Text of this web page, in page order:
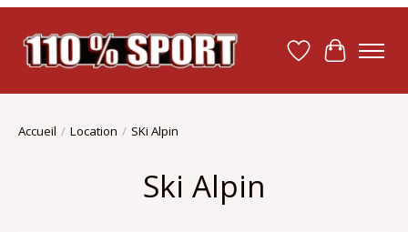
Liste dePanier
Accueil / Location / SKi Alpin
Ski Alpin